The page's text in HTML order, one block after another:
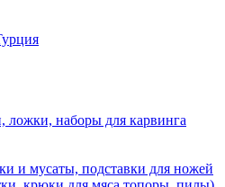
наборы для карвинга
и мусаты, подставки для ножей